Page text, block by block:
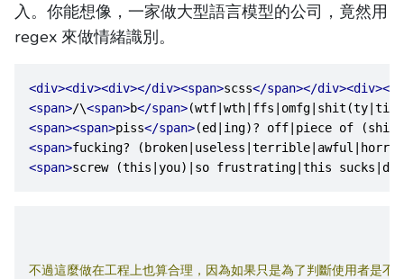
入。你能想像，一家做大型語言模型的公司，竟然用
regex 來做情緒識別。
<div><div><div></div><span>scss</span></
<span>/\<span>b</span>
<span><span>piss</span>(ed|ing)? off|piece of
<span>fucking?
<span>screw (this|you)|so frustrating|this
不過這麼做在工程上也算合理，因為如果只是為了判斷使用者是